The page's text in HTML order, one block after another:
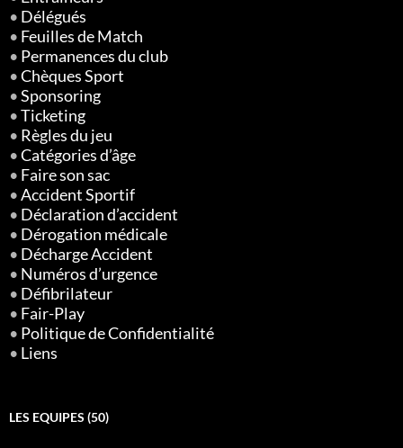
• Délégués
• Feuilles de Match
• Permanences du club
•Chèques Sport
•Sponsoring
•Ticketing
• Règles du jeu
•Catégories d’âge
• Faire son sac
•Accident Sportif
• Déclaration d’accident
• Dérogation médicale
• Décharge Accident
• Numéros d’urgence
• Défibrilateur
• Fair-Play
• Politique de Confidentialité
• Liens
LES EQUIPES (50)